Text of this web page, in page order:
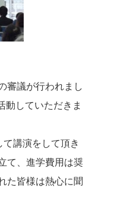
審議が行われまし
動していただきま
講演をして頂き
て、進学費用は奨
た皆様は熱心に聞